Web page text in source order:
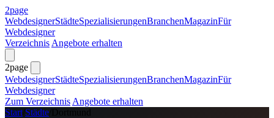
2page
WebdesignerStädteSpezialisierungenBranchenMagazinFür
Webdesigner
Verzeichnis Angebote erhalten
2page
WebdesignerStädteSpezialisierungenBranchenMagazinFür
Webdesigner
Zum Verzeichnis Angebote erhalten
Start/ Städte Dortmund